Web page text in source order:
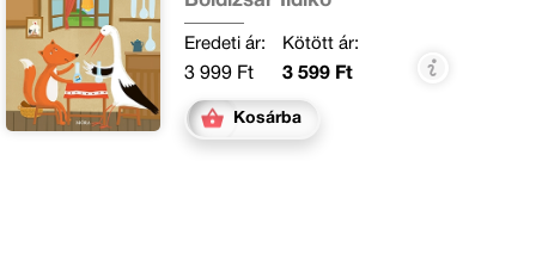
Eredeti ár:
3 999 Ft
Kötött ár:
3 599 Ft
Kosárba